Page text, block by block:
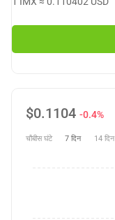
$0.1104 -0.4%
चौबीस घंटे 7 दिन 14 दिन